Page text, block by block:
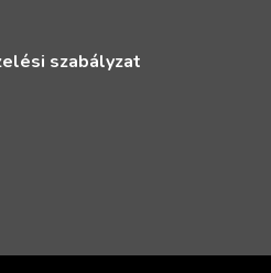
szabályzat